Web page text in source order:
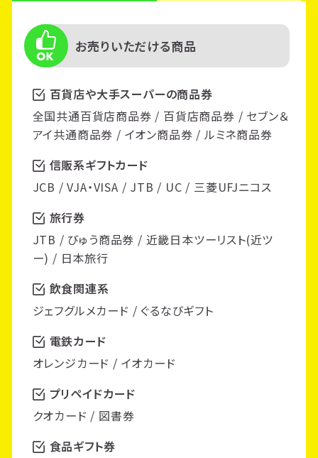
お売りいただける商品
百貨店や大手スーパーの商品券
全国共通百貨店商品券 / 百貨店商品券 / セブン＆
アイ共通商品券 / イオン商品券 / ルミネ商品券
信販系ギフトカード
JCB / VJA・VISA / JTB / UC / 三菱UFJニコス
旅行券
JTB / びゅう商品券 / 近畿日本ツーリスト(近ツ
ー) / 日本旅行
飲食関連系
ジェフグルメカード / ぐるなびギフト
電鉄カード
オレンジカード / イオカード
プリペイドカード
クオカード / 図書券
食品ギフト券